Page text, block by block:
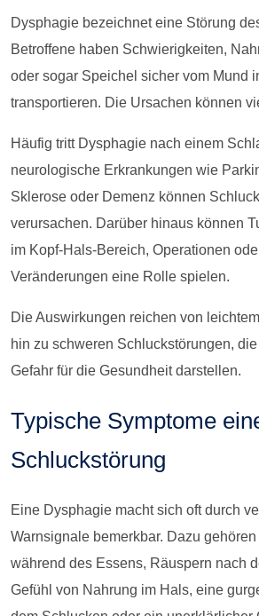
Dysphagie bezeichnet eine Störung
Betroffene haben Schwierigkeiten,
oder sogar Speichel sicher vom Mund
transportieren. Die Ursachen können
Häufig tritt Dysphagie nach einem
neurologische Erkrankungen wie
Sklerose oder Demenz können
verursachen. Darüber hinaus können
im Kopf-Hals-Bereich, Operationen
Veränderungen eine Rolle spielen.
Die Auswirkungen reichen von
hin zu schweren Schluckstörungen,
Gefahr für die Gesundheit darstellen.
Typische Symptome
Schluckstörung
Eine Dysphagie macht sich oft durch
Warnsignale bemerkbar. Dazu
während des Essens, Räuspern nach
Gefühl von Nahrung im Hals, eine